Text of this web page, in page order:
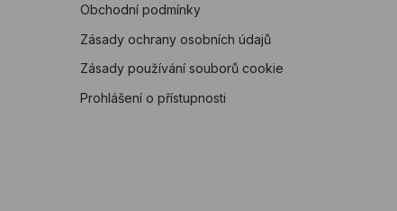
Obchodní podmínky
Zásady ochrany osobních údajů
Zásady používání souborů cookie
Prohlášení o přístupnosti